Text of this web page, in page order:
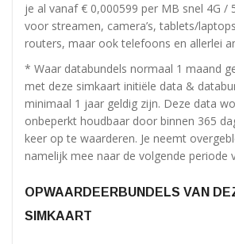
je al vanaf € 0,000599 per MB snel 4G /
voor streamen, camera’s, tablets/
routers, maar ook telefoons en allerlei
* Waar databundels normaal 1 maand
met deze simkaart initiële data &
minimaal 1 jaar geldig zijn. Deze data
onbeperkt houdbaar door binnen 365
keer op te waarderen. Je neemt
namelijk mee naar de volgende periode
OPWAARDEERBUNDELS VAN
SIMKAART